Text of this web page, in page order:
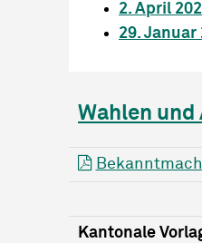
2. April
29. Januar
Wahlen
Kantonale